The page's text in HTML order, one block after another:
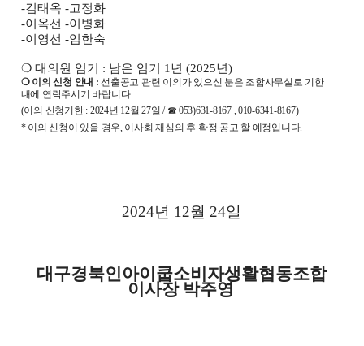
-김태옥 -고정화
-이옥선 -이병화
-이영선 -임한숙
❍ 대의원 임기 : 남은 임기 1 년 (2025년)
❍ 이의 신청 안내 : 선출공고 관련 이의가 있으신 분은 조합사무실로 기한
내에 연락주시기 바랍니다.
(이의 신청기한 : 2024년 12월27일/ ☎053)631-8167 , 010-6341-8167)
* 이의 신청이 있을 경우 이사회 재심의 후 확정 공고 할 예정입니다.
2024년 12월 24일
대구경북인아이쿱소비자생활협동조합
이사장 박주영